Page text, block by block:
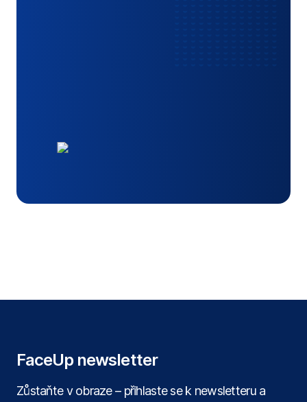
FaceUp newsletter
Zůstaňte v obraze – přihlaste se k newsletteru a